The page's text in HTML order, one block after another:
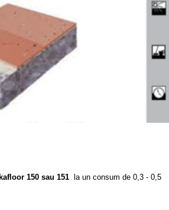
150 sau 151
la un consum de 0,3 - 0,5